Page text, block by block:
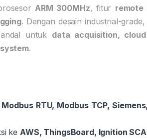
ARM 300MHz, fitur remote
. Dengan desain industrial-
untuk data acquisition,
.
Modbus RTU, Modbus TCP,
ke AWS, ThingsBoard, Ignition